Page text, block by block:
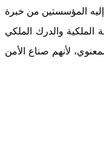
إليه المؤسستين من خبرة
الملكية والدرك الملكي
لأنهم صناع الأمن